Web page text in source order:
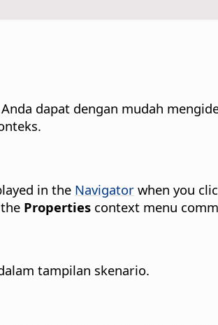
dapat dengan mudah
in the Navigator when you
Properties context menu
tampilan skenario.